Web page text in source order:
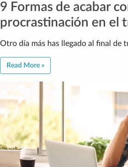
9 Formas de acabar
procrastinación en el
Otro día más has llegado al final de
Read More »